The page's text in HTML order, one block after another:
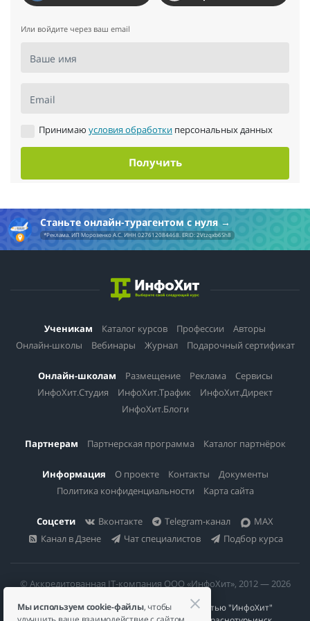
Самое главное – я подружилась со здоровым питание, узнала
основной подход, много новых и полезных рецептов.
Кардинально поменялся продуктовый набор в моем
приготовлении пищи впервые и это не может не радовать, т.к.
однотонным, а тут такое разнообразие красок и вкусов.
ощущений, радость от осознанности и гармонии. Обязательно
продолжу поддерживать эти прекрасные начинания в
БЛАГОДАРЮ за чудесную программу и замечательную
Или войдите через ваш email
Ваше имя
Email
Принимаю условия обработки персональных данных
Получить
Станьте онлайн-турагентом с нуля
*Реклама. ИП Морозенко А.С. ИНН 027612084468. ERID: 2Vtzqxb6Sh8
Ученикам Каталог курсов Профессии
Авторы
Онлайн-школы
Вебинары Журнал Подарочный сертификат
Онлайн-школам Размещение Реклама
Сервисы
ИнфоХит.Студия
ИнфоХит.Трафик
ИнфоХит.Директ
ИнфоХит.Блоги
Партнерам Партнерская программа Каталог партнёрок
Информация О проекте Контакты
Документы
Политика конфиденциальности
Карта сайта
Соцсети Вконтакте Telegram-канал
MAX
Канал в Дзене
Чат специалистов Подбор курса
© Аккредитованная IT-компания ООО «ИнфоХит», 2012 — 2026
Общество с ограниченной ответственностью "ИнфоХит"
Мы используем cookie-файлы, чтобы